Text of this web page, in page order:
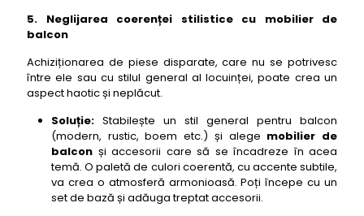
5. Neglijarea coerenței stilistice cu mobilier de
balcon
Achiziționarea de piese disparate, care nu se potrivesc
între ele sau cu stilul general al locuinței, poate crea un
aspect haotic și neplăcut.
Soluție: Stabilește un stil general pentru balcon
(modern, rustic, boem etc.) și alege mobilier de
balcon și accesorii care să se încadreze în acea
temă. O paletă de culori coerentă, cu accente subtile,
va crea o atmosferă armonioasă. Poți începe cu un
set de bază și adăuga treptat accesorii.